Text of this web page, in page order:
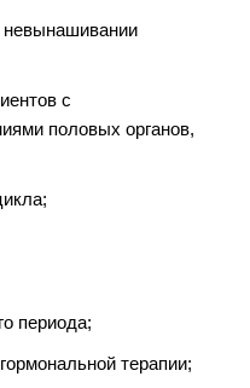
невынашивании
с
половых органов,
периода;
терапии;